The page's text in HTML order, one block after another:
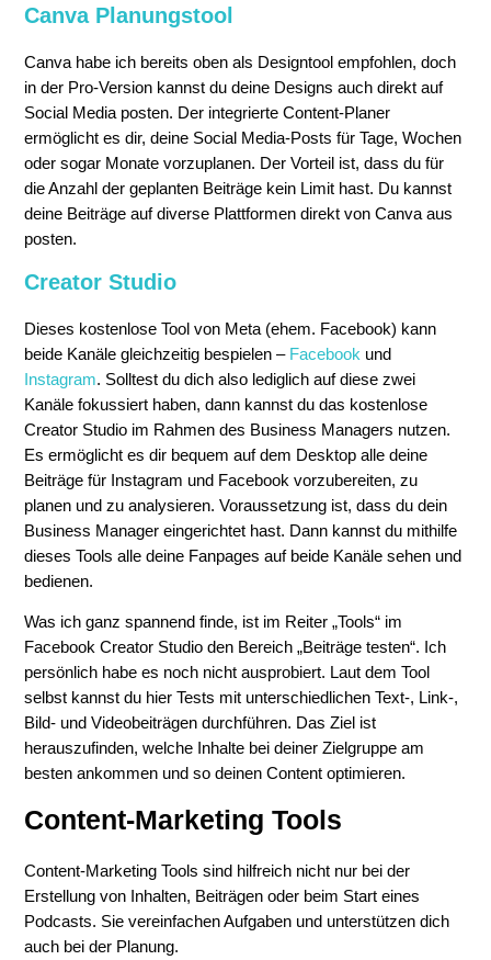
Canva Planungstool
Canva habe ich bereits oben als Designtool empfohlen, doch
in der Pro-Version kannst du deine Designs auch direkt auf
Social Media posten. Der integrierte Content-Planer
ermöglicht es dir, deine Social Media-Posts für Tage, Wochen
oder sogar Monate vorzuplanen. Der Vorteil ist, dass du für
die Anzahl der geplanten Beiträge kein Limit hast. Du kannst
deine Beiträge auf diverse Plattformen direkt von Canva aus
posten.
Creator Studio
Dieses kostenlose Tool von Meta (ehem. Facebook) kann
beide Kanäle gleichzeitig bespielen – Facebook und
Instagram. Solltest du dich also lediglich auf diese zwei
Kanäle fokussiert haben, dann kannst du das kostenlose
Creator Studio im Rahmen des Business Managers nutzen.
Es ermöglicht es dir bequem auf dem Desktop alle deine
Beiträge für Instagram und Facebook vorzubereiten, zu
planen und zu analysieren. Voraussetzung ist, dass du dein
Business Manager eingerichtet hast. Dann kannst du mithilfe
dieses Tools alle deine Fanpages auf beide Kanäle sehen und
bedienen.
Was ich ganz spannend finde, ist im Reiter „Tools“ im
Facebook Creator Studio den Bereich „Beiträge testen“. Ich
persönlich habe es noch nicht ausprobiert. Laut dem Tool
selbst kannst du hier Tests mit unterschiedlichen Text-, Link-,
Bild- und Videobeiträgen durchführen. Das Ziel ist
herauszufinden, welche Inhalte bei deiner Zielgruppe am
besten ankommen und so deinen Content optimieren.
Content-Marketing Tools
Content-Marketing Tools sind hilfreich nicht nur bei der
Erstellung von Inhalten, Beiträgen oder beim Start eines
Podcasts. Sie vereinfachen Aufgaben und unterstützen dich
auch bei der Planung.